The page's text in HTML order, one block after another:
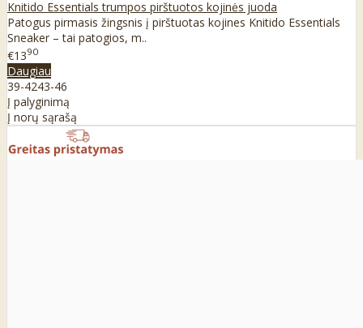
Knitido Essentials trumpos pirštuotos kojinės juoda
Patogus pirmasis žingsnis į pirštuotas kojines Knitido Essentials
Sneaker – tai patogios, m..
€1390
Daugiau
39-4243-46
Į palyginimą
Į norų sąrašą